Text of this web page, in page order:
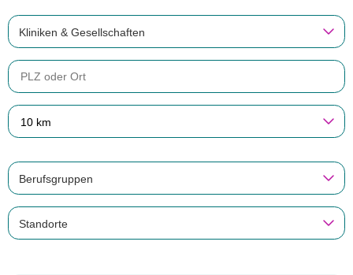
Kliniken & Gesellschaften
10 km
Berufsgruppen
Standorte